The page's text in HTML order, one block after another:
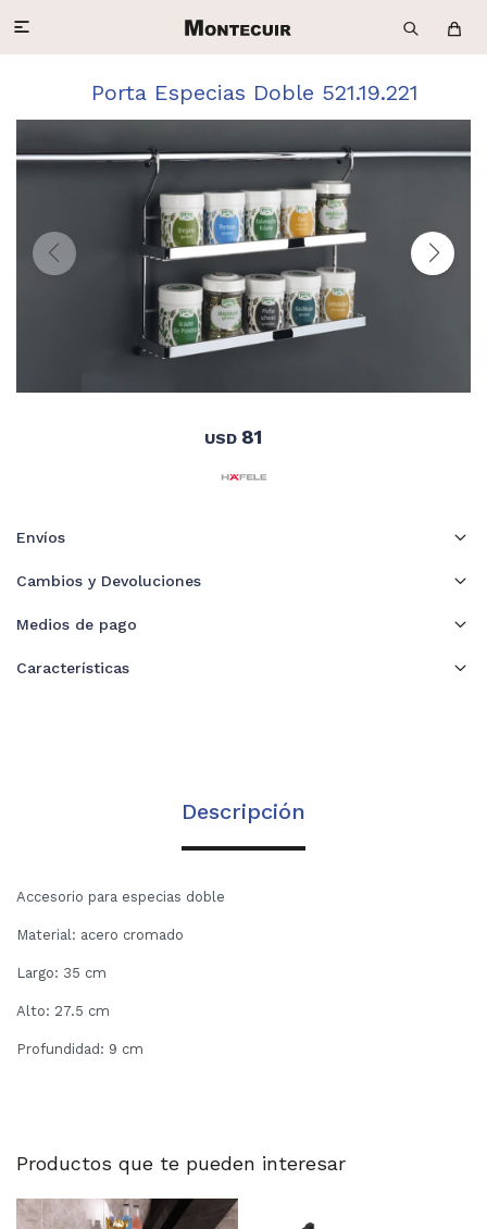

Porta Especias Doble 521.19.221
USD 81
Envíos
Cambios y Devoluciones
Medios de pago
Características
Descripción
Accesorio para especias doble
Material: acero cromado
Largo: 35 cm
Alto: 27.5 cm
Profundidad: 9 cm
Productos que te pueden interesar